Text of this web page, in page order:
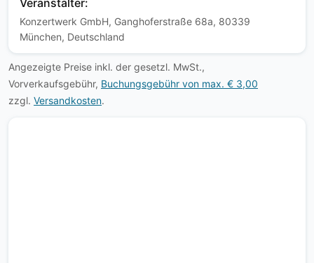
Veranstalter:
Konzertwerk GmbH, Ganghoferstraße 68a, 80339
München, Deutschland
Angezeigte Preise inkl. der gesetzl. MwSt.,
Vorverkaufsgebühr, Buchungsgebühr von max. € 3,00
zzgl. Versandkosten.